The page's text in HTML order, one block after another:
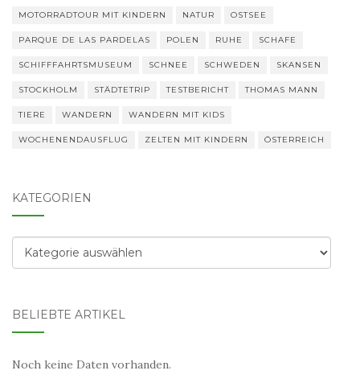
MOTORRADTOUR MIT KINDERN NATUR OSTSEE
PARQUE DE LAS PARDELAS POLEN RUHE SCHAFE
SCHIFFFAHRTSMUSEUM SCHNEE SCHWEDEN SKANSEN
STOCKHOLM STÄDTETRIP TESTBERICHT THOMAS MANN
TIERE WANDERN WANDERN MIT KIDS
WOCHENENDAUSFLUG ZELTEN MIT KINDERN ÖSTERREICH
KATEGORIEN
Kategorien
BELIEBTE ARTIKEL
Noch keine Daten vorhanden.